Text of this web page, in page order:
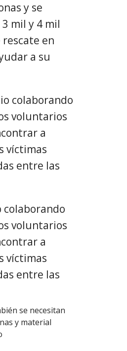
y se
mil y 4 mil
en
a su
colaborando
voluntarios
a
víctimas
entre las